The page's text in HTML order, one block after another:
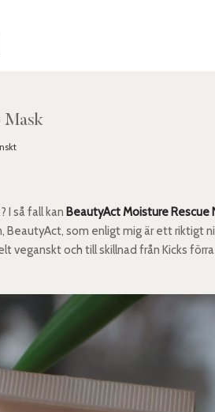
Mask
I så fall kan BeautyAct Moisture Rescue
BeautyAct, som enligt mig är ett riktigt
veganskt och till skillnad från Kicks